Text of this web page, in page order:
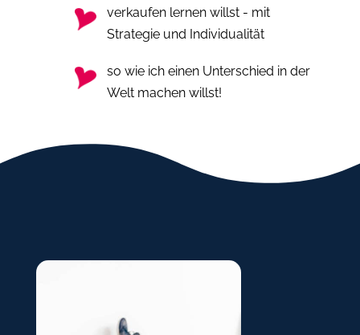
verkaufen lernen willst - mit
Strategie und Individualität
so wie ich einen Unterschied in der
Welt machen willst!